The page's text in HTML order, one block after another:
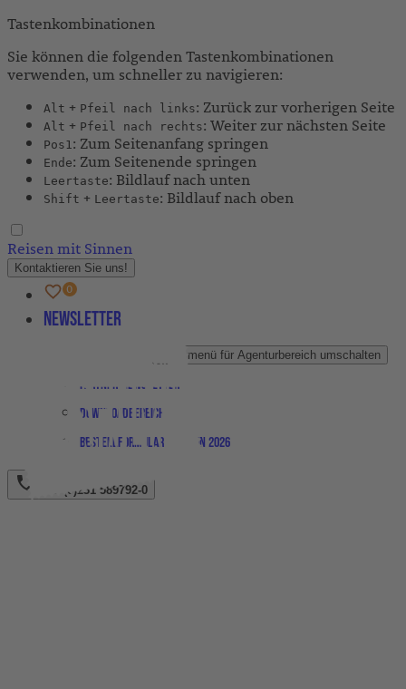
Tastenkombinationen
Sie können die folgenden Tastenkombinationen
verwenden, um schneller zu navigieren:
Alt + Pfeil nach links: Zurück zur vorherigen Seite
Alt + Pfeil nach rechts: Weiter zur nächsten Seite
Pos1: Zum Seitenanfang springen
Ende: Zum Seitenende springen
Leertaste: Bildlauf nach unten
Shift + Leertaste: Bildlauf nach oben
Reisen mit Sinnen
Kontaktieren Sie uns!
Newsletter
Untermenü für Agenturbereich umschalten
Downloadbereich
Bestellformular Magazin 2026
+49 (0)231 589792-0